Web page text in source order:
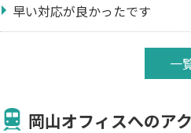
早い対応が良かったです
一
岡山オフィスへのア